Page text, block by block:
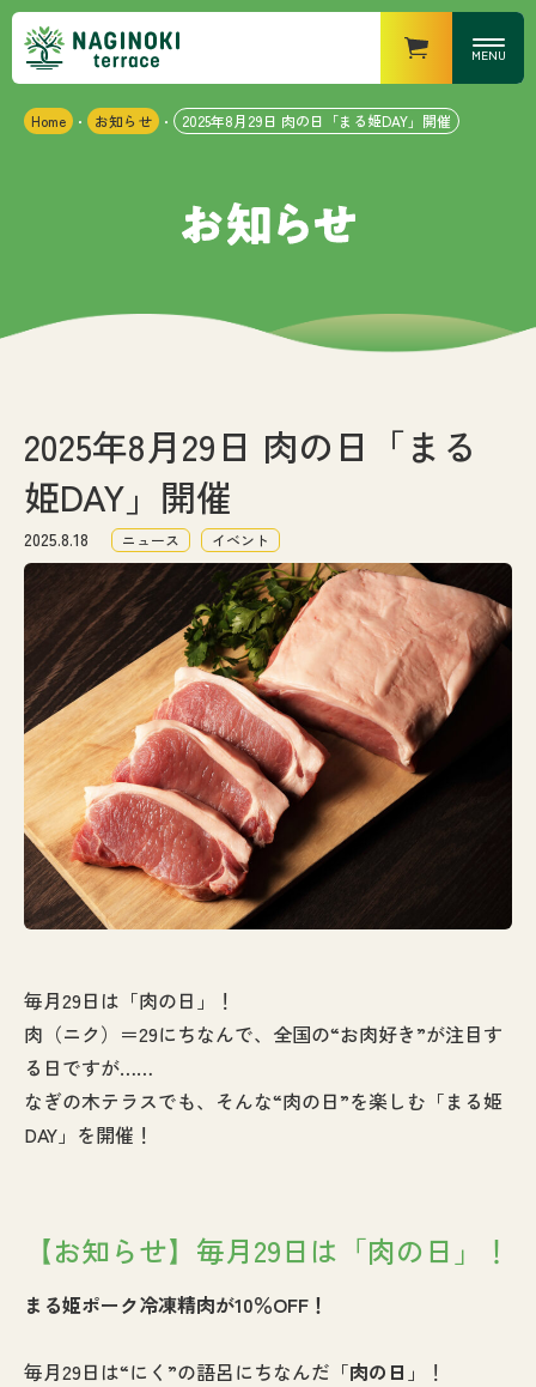
MENU
：11時〜15時（14時半
LO）
：17時〜21時（20時半
LO）
お知らせ
施設紹介
なぎの木通信
アクセス
お問い合わせ
Home ・ お知らせ ・ 2025年8月29日 肉の日「まる姫DAY」開催
2025年8月29日 肉の日「まる
姫DAY」開催
2025.8.18 ニュース イベント
毎月29日は「肉の日」！
肉（ニク）＝29にちなんで、全国の“お肉好き”が注目す
る日ですが……
なぎの木テラスでも、そんな“肉の日”を楽しむ「まる姫
DAY」を開催！
【お知らせ】毎月29日は「肉の日」！
まる姫ポーク冷凍精肉が10％OFF！
毎月29日は“にく”の語呂にちなんだ「肉の日 」！